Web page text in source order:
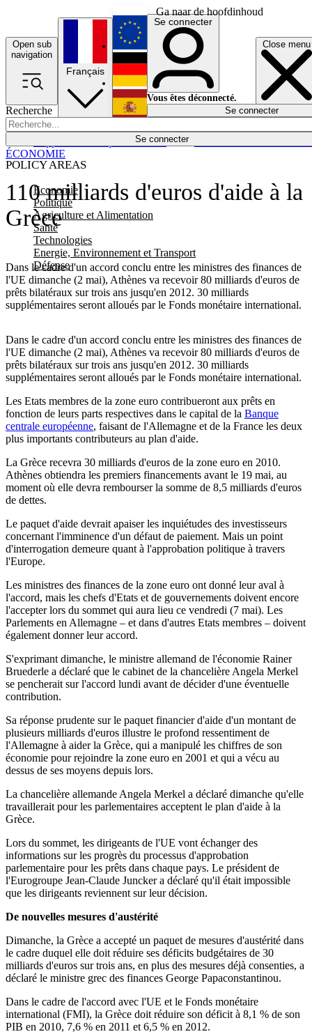
Ga naar de hoofdinhoud
Open sub
navigation
Close menu
Recherche
Se connecter
POLICY AREAS
Economie
Politique
Agriculture et Alimentation
Santé
Technologies
Energie, Environnement et Transport
Défense
Économie
Français
English
Deutsch
Español
Se connecter
Vous êtes déconnecté.
Se connecter
110 milliards d'euros d'aide à la
Grèce
Dans le cadre d'un accord conclu entre les ministres des finances de
l'UE dimanche (2 mai), Athènes va recevoir 80 milliards d'euros de
prêts bilatéraux sur trois ans jusqu'en 2012. 30 milliards
supplémentaires seront alloués par le Fonds monétaire international.
ÉCONOMIE
Dans le cadre d'un accord conclu entre les ministres des finances de
l'UE dimanche (2 mai), Athènes va recevoir 80 milliards d'euros de
prêts bilatéraux sur trois ans jusqu'en 2012. 30 milliards
supplémentaires seront alloués par le Fonds monétaire international.
Les Etats membres de la zone euro contribueront aux prêts en
fonction de leurs parts respectives dans le capital de la Banque
centrale européenne, faisant de l'Allemagne et de la France les deux
plus importants contributeurs au plan d'aide.
La Grèce recevra 30 milliards d'euros de la zone euro en 2010.
Athènes obtiendra les premiers financements avant le 19 mai, au
moment où elle devra rembourser la somme de 8,5 milliards d'euros
de dettes.
Le paquet d'aide devrait apaiser les inquiétudes des investisseurs
concernant l'imminence d'un défaut de paiement. Mais un point
d'interrogation demeure quant à l'approbation politique à travers
l'Europe.
Les ministres des finances de la zone euro ont donné leur aval à
l'accord, mais les chefs d'Etats et de gouvernements doivent encore
l'accepter lors du sommet qui aura lieu ce vendredi (7 mai). Les
Parlements en Allemagne – et dans d'autres Etats membres – doivent
également donner leur accord.
S'exprimant dimanche, le ministre allemand de l'économie Rainer
Bruederle a déclaré que le cabinet de la chancelière Angela Merkel
se pencherait sur l'accord lundi avant de décider d'une éventuelle
contribution.
Sa réponse prudente sur le paquet financier d'aide d'un montant de
plusieurs milliards d'euros illustre le profond ressentiment de
l'Allemagne à aider la Grèce, qui a manipulé les chiffres de son
économie pour rejoindre la zone euro en 2001 et qui a vécu au
dessus de ses moyens depuis lors.
La chancelière allemande Angela Merkel a déclaré dimanche qu'elle
travaillerait pour les parlementaires acceptent le plan d'aide à la
Grèce.
Lors du sommet, les dirigeants de l'UE vont échanger des
informations sur les progrès du processus d'approbation
parlementaire pour les prêts dans chaque pays. Le président de
l'Eurogroupe Jean-Claude Juncker a déclaré qu'il était impossible
que les dirigeants reviennent sur leur décision.
De nouvelles mesures d'austérité
Dimanche, la Grèce a accepté un paquet de mesures d'austérité dans
le cadre duquel elle doit réduire ses déficits budgétaires de 30
milliards d'euros sur trois ans, en plus des mesures déjà consenties, a
déclaré le ministre grec des finances George Papaconstantinou.
Dans le cadre de l'accord avec l'UE et le Fonds monétaire
international (FMI), la Grèce doit réduire son déficit à 8,1 % de son
PIB en 2010, 7,6 % en 2011 et 6,5 % en 2012.